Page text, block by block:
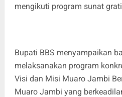
mengikuti program sunat
Bupati BBS menyampaikan
melaksanakan program
Visi dan Misi Muaro Jambi
Muaro Jambi yang